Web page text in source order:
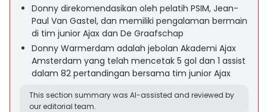
Donny direkomendasikan oleh pelatih PSIM, Jean-
Paul Van Gastel, dan memiliki pengalaman bermain
di tim junior Ajax dan De Graafschap
Donny Warmerdam adalah jebolan Akademi Ajax
Amsterdam yang telah mencetak 5 gol dan 1 assist
dalam 82 pertandingan bersama tim junior Ajax
This section summary was AI-assisted and reviewed by
our editorial team.